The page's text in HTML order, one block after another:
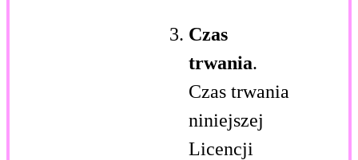
Czas
trwania.
Czas trwania
niniejszej
Licencji